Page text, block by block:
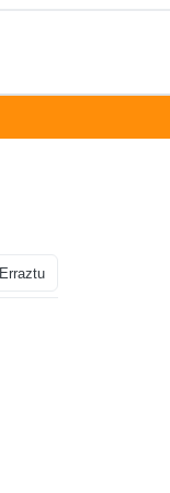
Erraztu